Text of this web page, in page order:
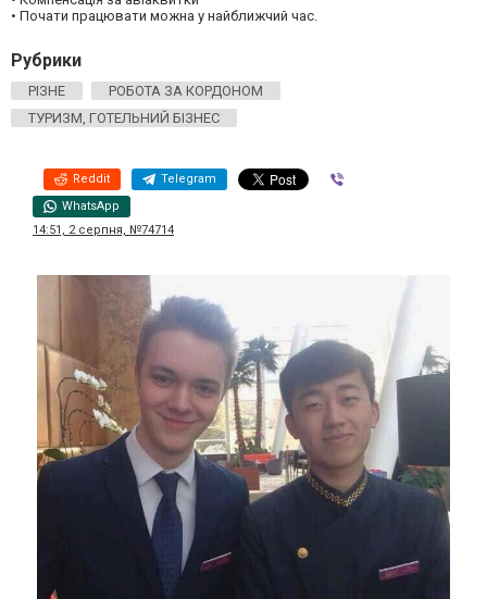
• Почати працювати можна у найближчий час.
Рубрики
РІЗНЕ
РОБОТА ЗА КОРДОНОМ
ТУРИЗМ, ГОТЕЛЬНИЙ БІЗНЕС
Reddit Telegram
WhatsApp
14:51, 2 серпня, №74714